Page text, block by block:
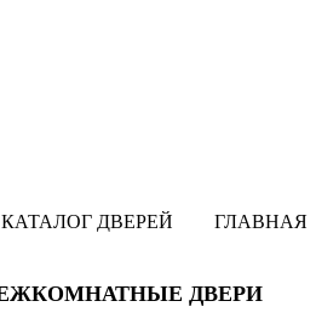
КАТАЛОГ ДВЕРЕЙ ГЛАВНАЯ
ДВЕРИ